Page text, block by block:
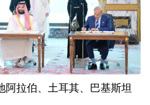
阿拉伯、土耳其、巴基斯坦